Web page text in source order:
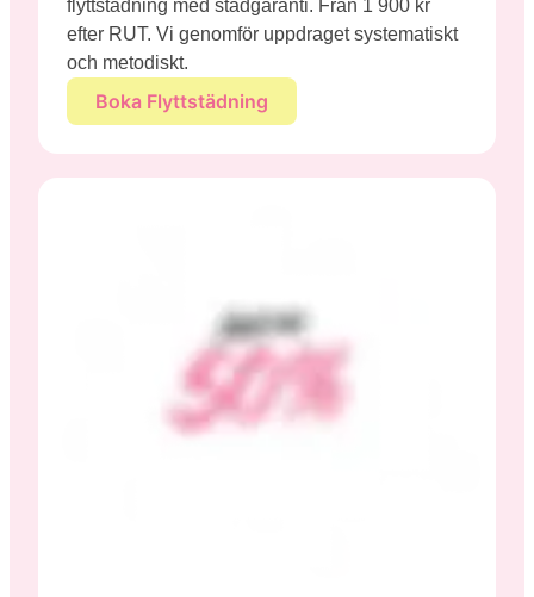
flyttstädning med städgaranti. Från 1 900 kr
efter RUT. Vi genomför uppdraget systematiskt
och metodiskt.
Boka Flyttstädning